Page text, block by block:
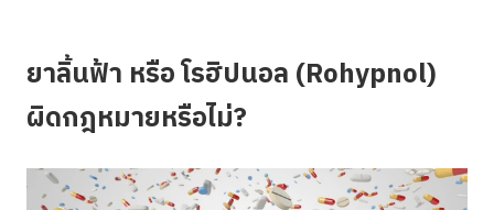
ยาลิ้นฟ้า หรือ โรฮิปนอล (Rohypnol)
ผิดกฎหมายหรือไม่?